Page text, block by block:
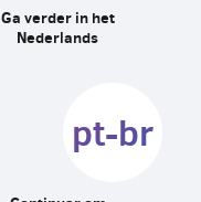
Ga verder in het
Nederlands
pt-br